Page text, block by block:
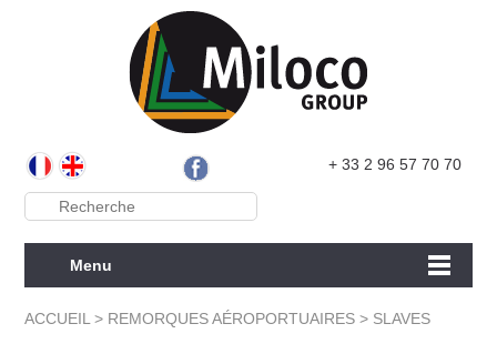
+ 33 2 96 57 70 70
Menu
ACCUEIL > REMORQUES AÉROPORTUAIRES > SLAVES